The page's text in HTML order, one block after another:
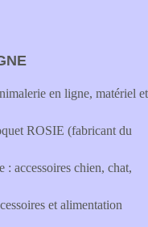
en ligne, matériel et
ROSIE (fabricant du
: accessoires chien, chat,
et alimentation